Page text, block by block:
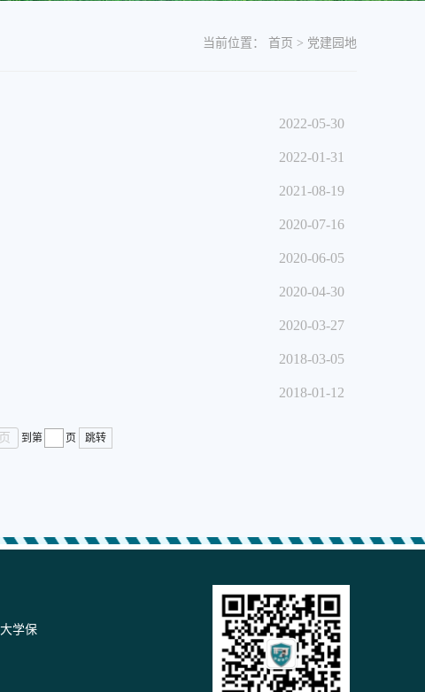
当前位置： 首页 > 党建园地
2022-05-30
2022-01-31
2021-08-19
2020-07-16
2020-06-05
2020-04-30
2020-03-27
2018-03-05
2018-01-12
到第 页 跳转
学保